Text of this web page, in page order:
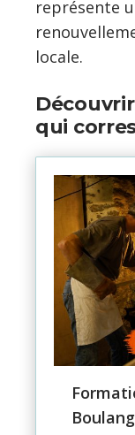
représente
locale.
qui